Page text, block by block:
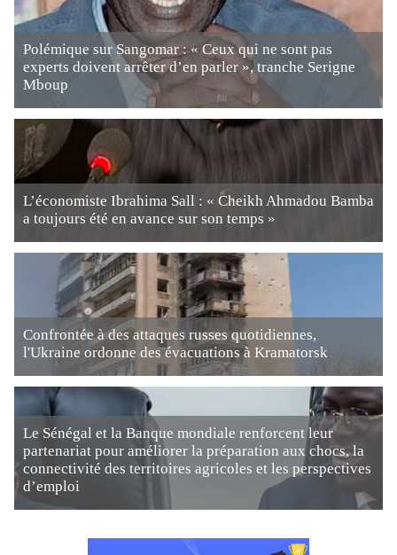
Polémique sur Sangomar : « Ceux qui ne sont pas
experts doivent arrêter d’en parler », tranche Serigne
Mboup
L’économiste Ibrahima Sall : « Cheikh Ahmadou Bamba
a toujours été en avance sur son temps »
Confrontée à des attaques russes quotidiennes,
l'Ukraine ordonne des évacuations à Kramatorsk
Le Sénégal et la Banque mondiale renforcent leur
partenariat pour améliorer la préparation aux chocs, la
connectivité des territoires agricoles et les perspectives
d’emploi